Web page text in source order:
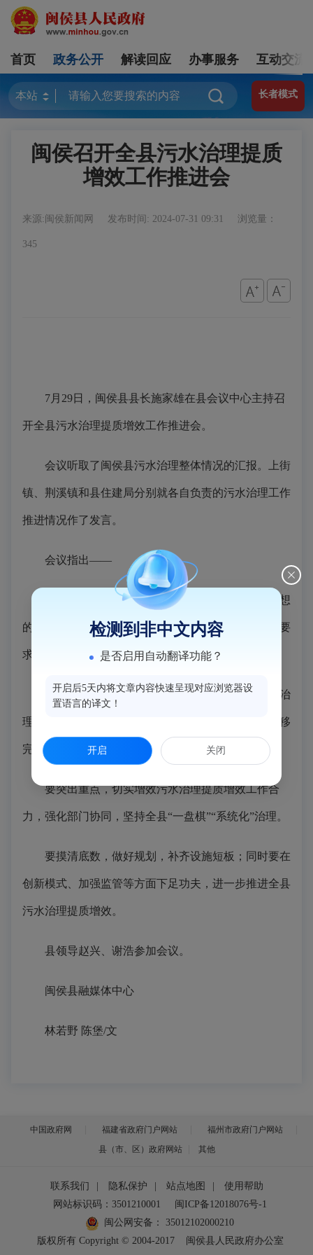
首页 政务公开 解读回应 办事服务 互动交流
长者模式
闽侯召开全县污水治理提质
增效工作推进会
来源:闽侯新闻网 发布时间: 2024-07-31 09:31 浏览量：
345
7月29日，闽侯县县长施家雄在县会议中心主持召
开全县污水治理提质增效工作推进会。
会议听取了闽侯县污水治理整体情况的汇报。上街
镇、荆溪镇和县住建局分别就各自负责的污水治理工作
推进情况作了发言。
会议指出——
推进污水治理提质增效是落实习近平生态文明思想
的具体举措，是回应人民群众对美好生活向往的必然要
求。
各级各部门要提高政治站位，充分认识抓好污水治
理提质增效工作的重要意义，坚持问题导向，坚定不移
完成污水治理提质增效重点任务。
要突出重点，切实增效污水治理提质增效工作合
力，强化部门协同，坚持全县“一盘棋”“系统化”治理。
要摸清底数，做好规划，补齐设施短板；同时要在
创新模式、加强监管等方面下足功夫，进一步推进全县
污水治理提质增效。
县领导赵兴、谢浩参加会议。
闽侯县融媒体中心
林若野 陈堡/文
中国政府网 福建省政府门户网站
福州市政府门户网站
县（市、区）政府网站
其他
联系我们 隐私保护 站点地图
使用帮助
网站标识码：3501210001
闽ICP备12018076号-1
闽公网安备：
35012102000210
版权所有 Copyright © 2004-2017
闽侯县人民政府办公室
检测到非中文内容
是否启用自动翻译功能？
开启后5天内将文章内容快速呈现对应浏览器设
置语言的译文！
开启 关闭